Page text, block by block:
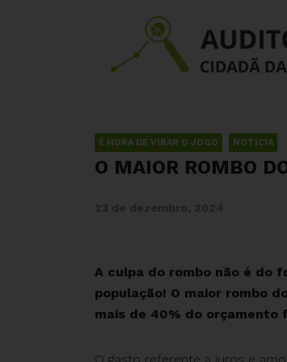
É HORA DE VIRAR O JOGO NOTÍCIA
O MAIOR ROMBO
A culpa do rombo não é do
população! O maior rombo
mais de 40% do orçamento